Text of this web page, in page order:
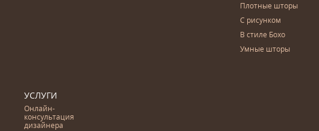
УСЛУГИ
Онлайн-
консультация
дизайнера
Плотные шторы
С рисунком
В стиле Бохо
Умные шторы